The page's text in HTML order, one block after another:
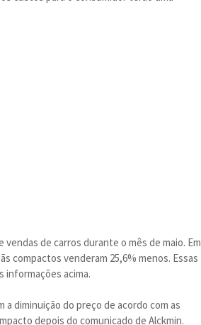
de carros durante o mês de maio. Em
compactos venderam 25,6% menos. Essas
informações acima.
diminuição do preço de acordo com as
depois do comunicado de Alckmin.